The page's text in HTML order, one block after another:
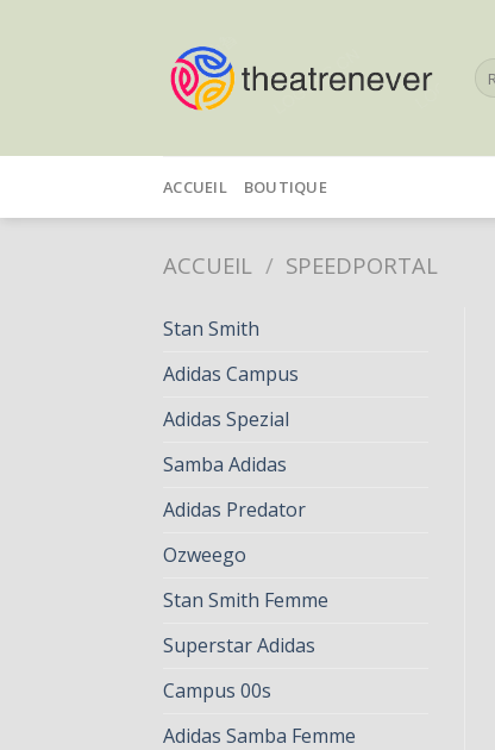
ACCUEIL BOUTIQUE
ACCUEIL / SPEEDPORTAL
Stan Smith
Adidas Campus
Adidas Spezial
Samba Adidas
Adidas Predator
Ozweego
Stan Smith Femme
Superstar Adidas
Campus 00s
Adidas Samba Femme